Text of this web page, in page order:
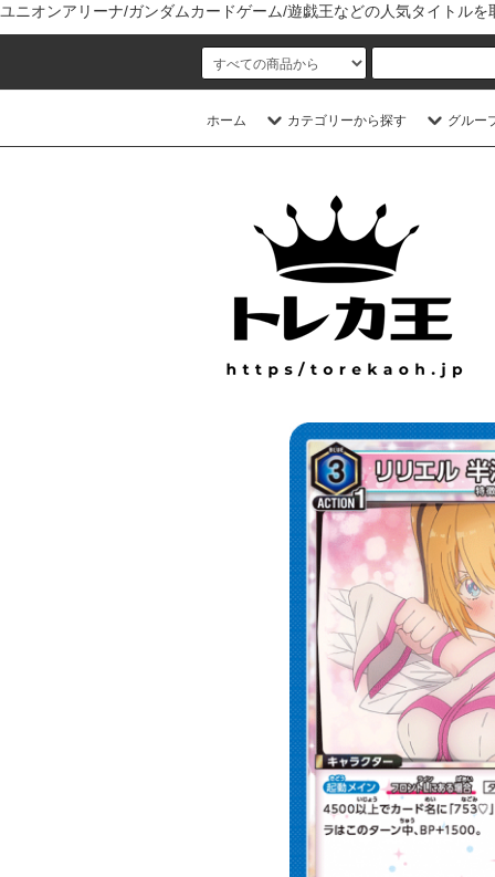
ユニオンアリーナ/ガンダムカードゲーム/遊戯王などの人気タイトル
ホーム カテゴリーから探す グルー